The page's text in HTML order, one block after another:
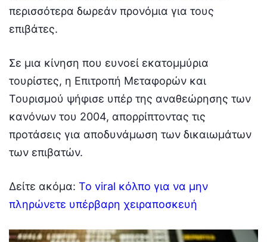
περισσότερα δωρεάν προνόμια για τους
επιβάτες.
Σε μια κίνηση που ευνοεί εκατομμύρια
τουρίστες, η Επιτροπή Μεταφορών και
Τουρισμού ψήφισε υπέρ της αναθεώρησης των
κανόνων του 2004, απορρίπτοντας τις
προτάσεις για αποδυνάμωση των δικαιωμάτων
των επιβατών.
Δείτε ακόμα: Το viral κόλπο για να μην
πληρώνετε υπέρβαρη χειραποσκευή